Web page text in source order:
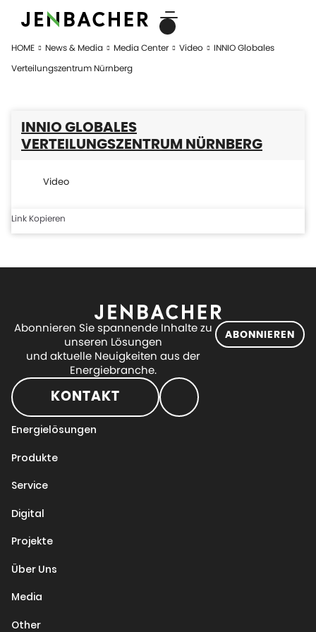
HOME News & Media Media Center Video
INNIO Globales
Verteilungszentrum Nürnberg
INNIO GLOBALES
VERTEILUNGSZENTRUM NÜRNBERG
Video
Link Kopieren
Abonnieren Sie spannende Inhalte zu
unseren Lösungen
und aktuelle Neuigkeiten aus der
Energiebranche.
ABONNIEREN
KONTAKT
Energielösungen
Produkte
Service
Digital
Projekte
Über Uns
Media
Other